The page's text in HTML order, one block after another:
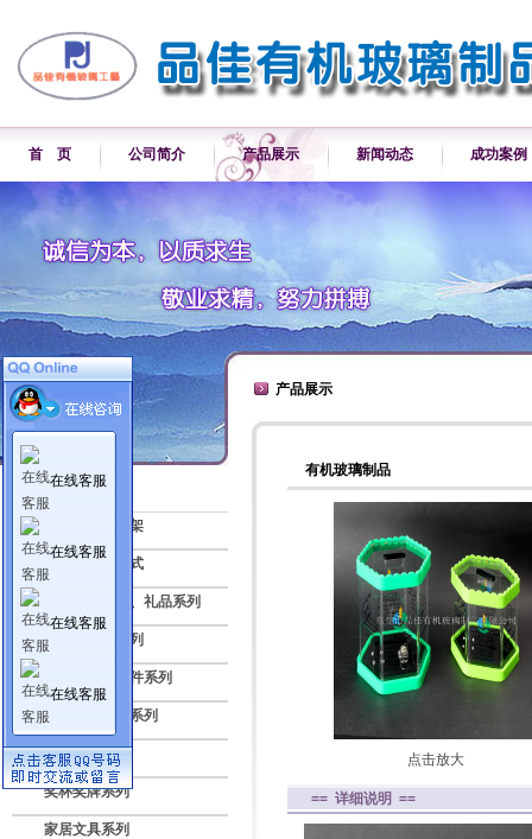
首 页 公司简介 产品展示 新闻动态 成功案例
产品展示
各类产品展示架
亚克力透明盒式
压克力纪念品、礼品系列
标牌授权牌系列
亚克力灯饰配件系列
数码电子展示系列
广告灯箱系列
奖杯奖牌系列
家居文具系列
产品展示
有机玻璃制品
点击放大
== 详细说明 ==
在线客服
在线客服
在线客服
在线客服